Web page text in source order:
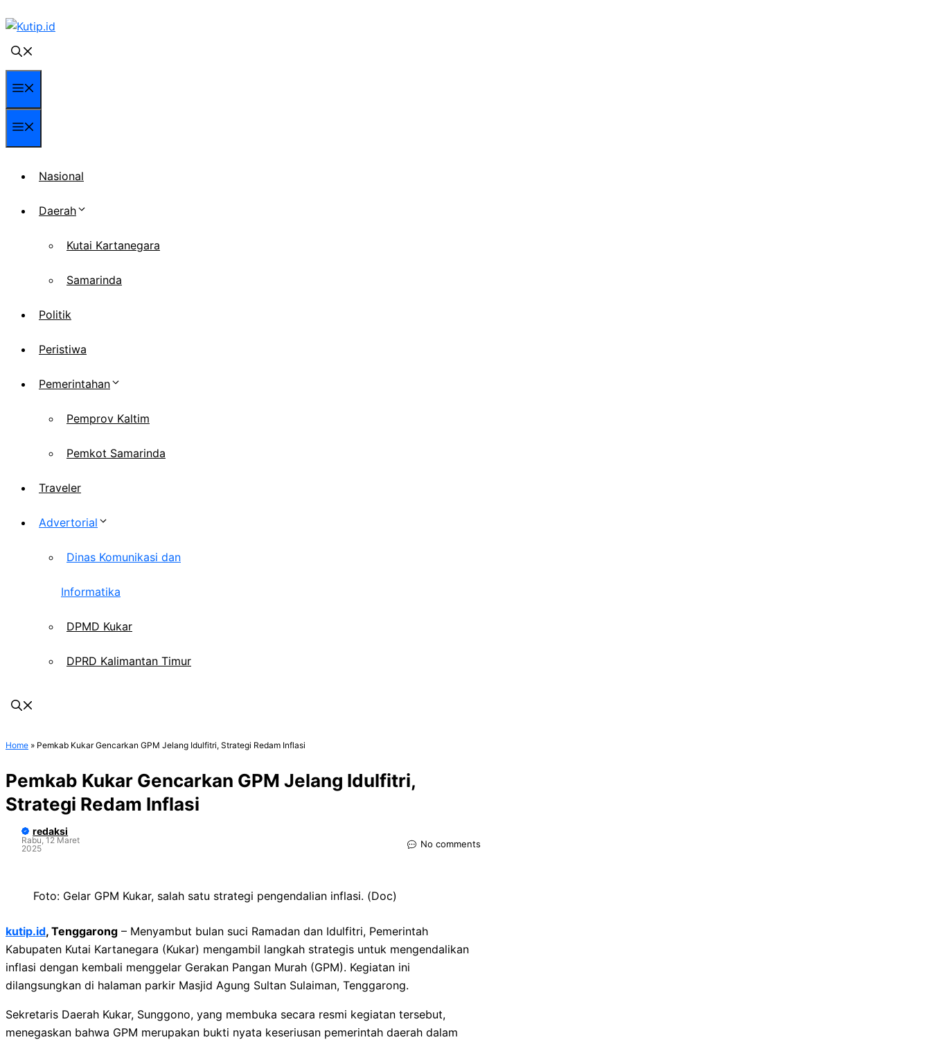
ke
isi
Nasional
Daerah
Kutai Kartanegara
Samarinda
Politik
Peristiwa
Pemerintahan
Pemprov Kaltim
Pemkot Samarinda
Traveler
Advertorial
Dinas Komunikasi dan
Informatika
DPMD Kukar
DPRD Kalimantan Timur
Home » Pemkab Kukar Gencarkan GPM Jelang Idulfitri, Strategi Redam Inflasi
Pemkab Kukar Gencarkan GPM Jelang Idulfitri,
Strategi Redam Inflasi
redaksi
Rabu, 12 Maret
2025
No comments
Foto: Gelar GPM Kukar, salah satu strategi pengendalian inflasi. (Doc)
kutip.id, Tenggarong – Menyambut bulan suci Ramadan dan Idulfitri, Pemerintah
Kabupaten Kutai Kartanegara (Kukar) mengambil langkah strategis untuk mengendalikan
inflasi dengan kembali menggelar Gerakan Pangan Murah (GPM). Kegiatan ini
dilangsungkan di halaman parkir Masjid Agung Sultan Sulaiman, Tenggarong.
Sekretaris Daerah Kukar, Sunggono, yang membuka secara resmi kegiatan tersebut,
menegaskan bahwa GPM merupakan bukti nyata keseriusan pemerintah daerah dalam